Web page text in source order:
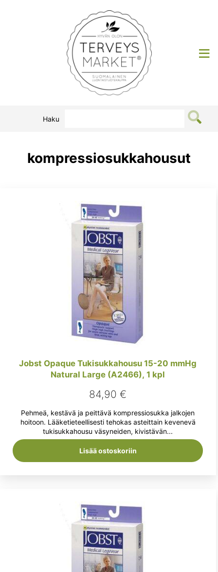
Terveysmarket
Haku
kompressiosukkahousut
Jobst Opaque Tukisukkahousu 15-20 mmHg
Natural Large (A2466), 1 kpl
84,90€
Pehmeä, kestävä ja peittävä kompressiosukka jalkojen
hoitoon. Lääketieteellisesti tehokas asteittain kevenevä
tukisukkahousu väsyneiden, kivistävän...
Lisää ostoskoriin